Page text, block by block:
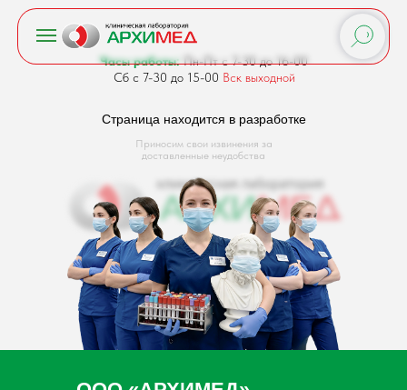
Часы работы:Пн-Пт с 7-30 до 16-00
Сб с 7-30 до 15-00 Вск выходной
Страница находится в разработке
Приносим свои извинения за
доставленные неудобства